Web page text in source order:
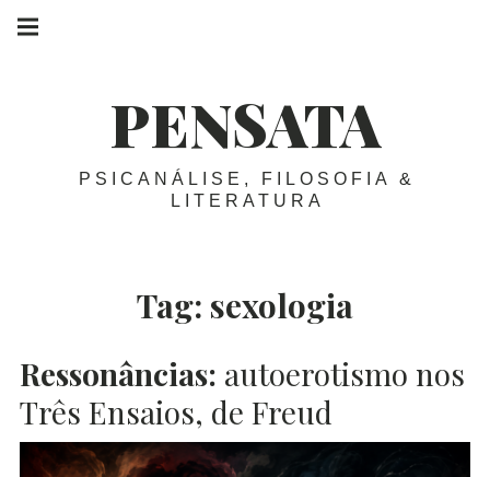
Skip
PENSATA
PSICANÁLISE, FILOSOFIA &
LITERATURA
navigation
Tag: sexologia
Ressonâncias: autoerotismo nos
Três Ensaios, de Freud